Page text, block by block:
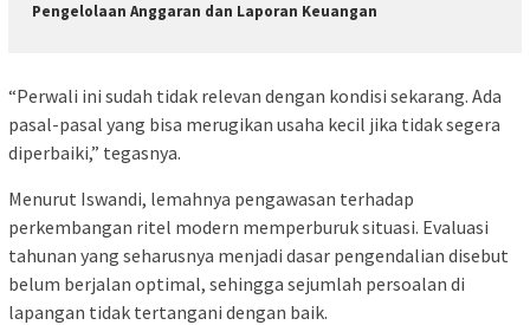
Pengelolaan Anggaran dan Laporan Keuangan
“Perwali ini sudah tidak relevan dengan kondisi sekarang. Ada
pasal-pasal yang bisa merugikan usaha kecil jika tidak segera
diperbaiki,” tegasnya.
Menurut Iswandi, lemahnya pengawasan terhadap
perkembangan ritel modern memperburuk situasi. Evaluasi
tahunan yang seharusnya menjadi dasar pengendalian disebut
belum berjalan optimal, sehingga sejumlah persoalan di
lapangan tidak tertangani dengan baik.